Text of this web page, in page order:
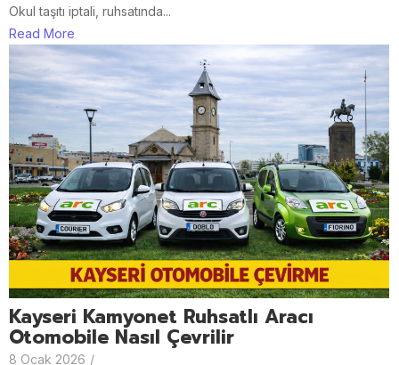
Okul taşıtı iptali, ruhsatında...
Read More
Kayseri Kamyonet Ruhsatlı Aracı
Otomobile Nasıl Çevrilir
8 Ocak 2026 /